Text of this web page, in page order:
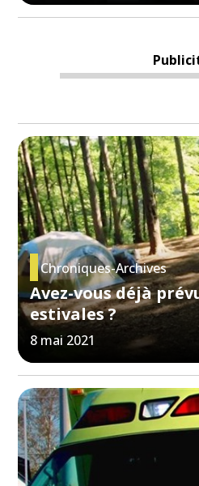
Chroniques-Archives
Avez-vous déjà
estivales ?
8 mai 2021